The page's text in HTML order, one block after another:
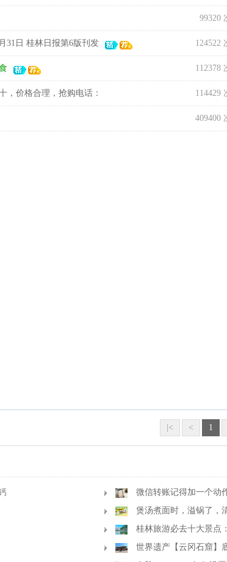
99320
31日 桂林日报第6版刊发 124522
112378
，价格合理，抢购电话：
114429
409400
|< < 1
微信转账记得加一个动
煲汤煮面时，溢锅了，
桂林旅游必去十大景点
田、阳朔西街、遇龙河、银子岩
世界遗产【云冈石窟】